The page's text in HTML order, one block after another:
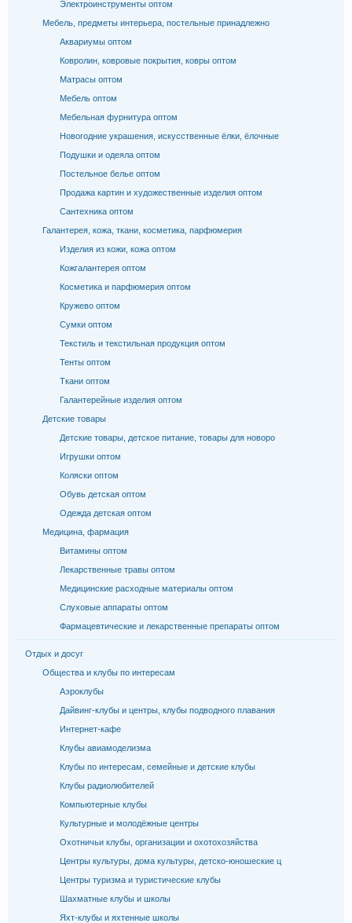
Электроинструменты оптом
Мебель, предметы интерьера, постельные принадлежно
Аквариумы оптом
Ковролин, ковровые покрытия, ковры оптом
Матрасы оптом
Мебель оптом
Мебельная фурнитура оптом
Новогодние украшения, искусственные ёлки, ёлочные
Подушки и одеяла оптом
Постельное белье оптом
Продажа картин и художественные изделия оптом
Сантехника оптом
Галантерея, кожа, ткани, косметика, парфюмерия
Изделия из кожи, кожа оптом
Кожгалантерея оптом
Косметика и парфюмерия оптом
Кружево оптом
Сумки оптом
Текстиль и текстильная продукция оптом
Тенты оптом
Ткани оптом
Галантерейные изделия оптом
Детские товары
Детские товары, детское питание, товары для новоро
Игрушки оптом
Коляски оптом
Обувь детская оптом
Одежда детская оптом
Медицина, фармация
Витамины оптом
Лекарственные травы оптом
Медицинские расходные материалы оптом
Слуховые аппараты оптом
Фармацевтические и лекарственные препараты оптом
Отдых и досуг
Общества и клубы по интересам
Аэроклубы
Дайвинг-клубы и центры, клубы подводного плавания
Интернет-кафе
Клубы авиамоделизма
Клубы по интересам, семейные и детские клубы
Клубы радиолюбителей
Компьютерные клубы
Культурные и молодёжные центры
Охотничьи клубы, организации и охотохозяйства
Центры культуры, дома культуры, детско-юношеские ц
Центры туризма и туристические клубы
Шахматные клубы и школы
Яхт-клубы и яхтенные школы